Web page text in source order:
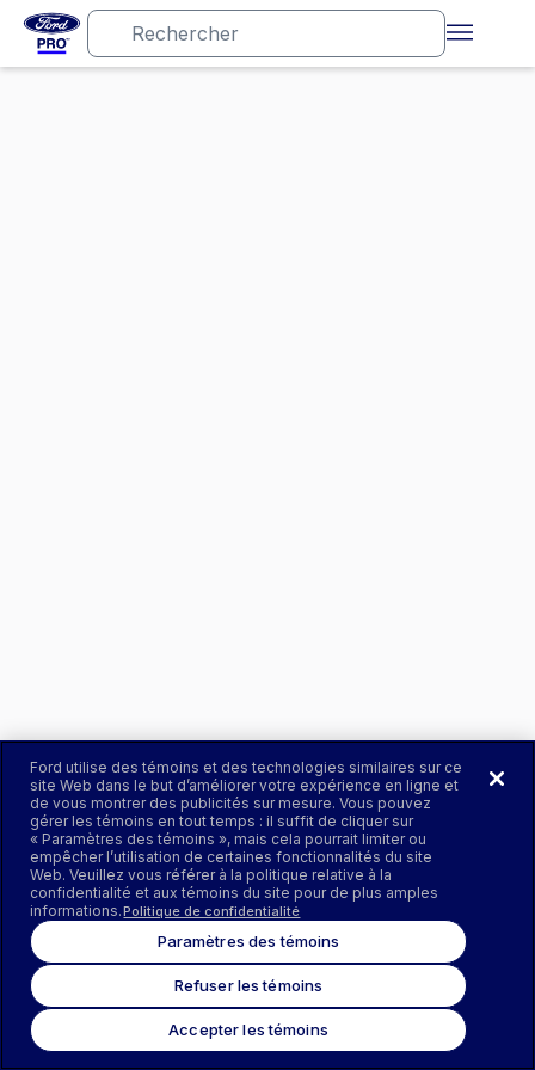
Ford utilise des témoins et des technologies similaires sur ce
site Web dans le but d’améliorer votre expérience en ligne et
de vous montrer des publicités sur mesure. Vous pouvez
gérer les témoins en tout temps : il suffit de cliquer sur
« Paramètres des témoins », mais cela pourrait limiter ou
empêcher l’utilisation de certaines fonctionnalités du site
Web. Veuillez vous référer à la politique relative à la
confidentialité et aux témoins du site pour de plus amples
informations.Politique de confidentialité
Paramètres des témoins
Refuser les témoins
Accepter les témoins